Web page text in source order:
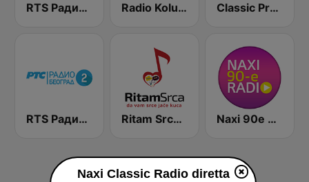
RTS Радио Београд 1 / Radio Beograd 1 Radio Kolubara Classic Praha
RTS Радио Београд 2 / Radio Beograd 2 Ritam Srca Rock&Pop Naxi 90e Radio
Naxi Classic Radio diretta